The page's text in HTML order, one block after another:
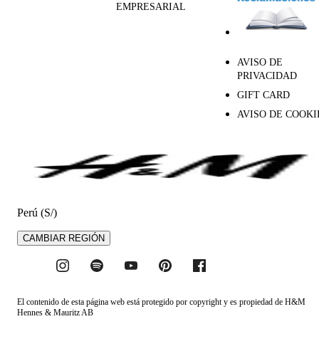
EMPRESARIAL
AVISO DE
PRIVACIDAD
GIFT CARD
AVISO DE
Perú (S/)
CAMBIAR REGIÓN
El contenido de esta página web está protegido por copyright y es propiedad de H&M
Hennes & Mauritz AB